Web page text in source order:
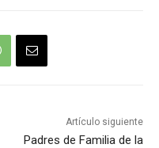
Artículo siguiente
Padres de Familia de la